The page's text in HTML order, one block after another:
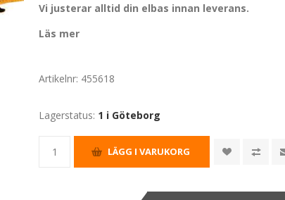
Vi justerar alltid din elbas innan leverans.
Läs mer
Artikelnr: 455618
Lagerstatus: 1 i Göteborg